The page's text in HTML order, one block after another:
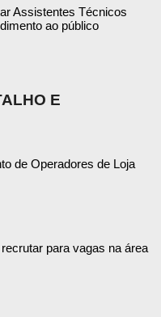
Assistentes Técnicos
ao público
E
de Operadores de Loja
para vagas na área